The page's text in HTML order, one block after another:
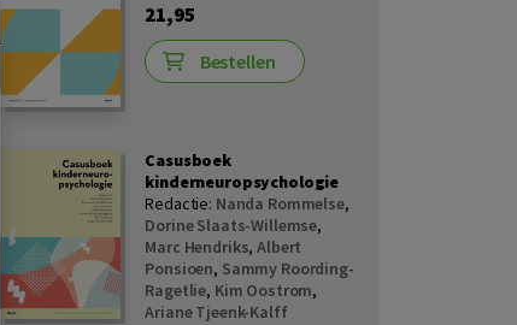
21,95
Bestellen
Casusboek
kinderneuropsychologie
Redactie: Nanda Rommelse,
Dorine Slaats-Willemse,
Marc Hendriks,Albert
Ponsioen, Sammy Roording-
Ragetlie, Kim Oostrom,
Ariane Tjeenk-Kalff